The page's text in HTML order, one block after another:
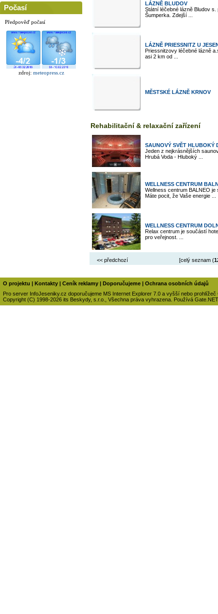
Počasí
Předpověď počasí
zdroj: meteopress.cz
LÁZNĚ BLUDOV
Státní léčebné lázně Bludov
Šumperka. Zdejší ...
LÁZNĚ PRIESSNITZ U
Priessnitzovy léčebné lázně
asi 2 km od ...
MĚSTSKÉ LÁZNĚ KRNOV
Rehabilitační & relaxační zařízení
SAUNOVÝ SVĚT HLUBOKÝ
Jeden z nejkrásnějších
Hrubá Voda - Hluboký ...
WELLNESS CENTRUM
Wellness centrum BALNEO
Máte pocit, že Vaše energie ...
WELLNESS CENTRUM
Relax centrum je součástí
pro veřejnost. ...
<< předchozí [celý seznam (
O projektu | Kontakty | Ceník reklamy | Doporučujeme | Ochrana osobních údajů
Pro server InfoJeseniky.cz doporučujeme MS Internet Explorer 7.0 a vyšší nebo prohlížeč
Copyright (C) 1998-2026 its Beskydy, s.r.o., Všechna práva vyhrazena. Používá